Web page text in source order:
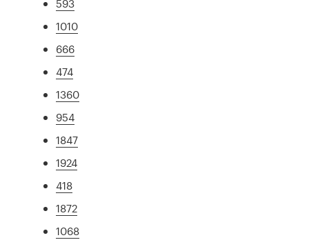
593
1010
666
474
1360
954
1847
1924
418
1872
1068